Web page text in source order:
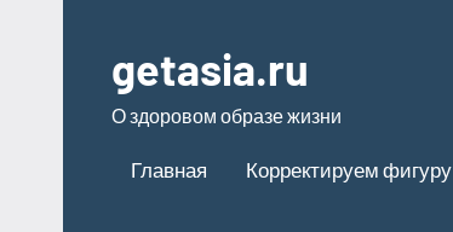
содержимому
getasia.ru
О здоровом образе жизни
Главная Корректируем фигуру